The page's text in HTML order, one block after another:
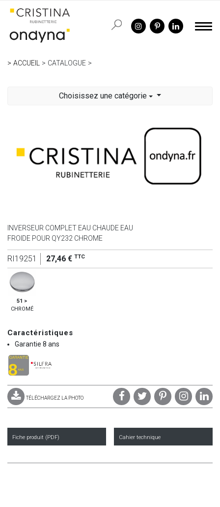
ACCUEIL CATALOGUE
Choisissez une catégorie
INVERSEUR COMPLET EAU CHAUDE EAU
FROIDE POUR QY232 CHROME
RI19251 27,46 € TTC
51 >
CHROMÉ
Caractéristiques
Garantie 8 ans
TÉLÉCHARGEZ LA PHOTO
Fiche produit (PDF) Cahier technique